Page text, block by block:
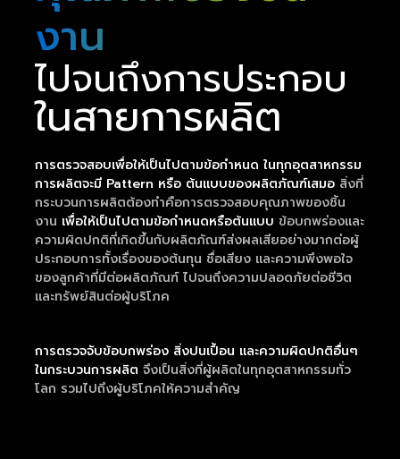
งาน
ไปจนถึงการประกอบ
ในสายการผลิต
การตรวจสอบเพื่อให้เป็นไปตามข้อกำหนด ในทุกอุตสาหกรรม
การผลิตจะมี Pattern หรือ ต้นแบบของผลิตภัณฑ์เสมอ สิ่งที่
กระบวนการผลิตต้องทำคือการตรวจสอบคุณภาพของชิ้น
งาน เพื่อให้เป็นไปตามข้อกำหนดหรือต้นแบบ ข้อบกพร่องและ
ความผิดปกติที่เกิดขึ้นกับผลิตภัณฑ์ส่งผลเสียอย่างมากต่อผู้
ประกอบการทั้งเรื่องของต้นทุน ชื่อเสียง และความพึงพอใจ
ของลูกค้าที่มีต่อผลิตภัณฑ์ ไปจนถึงความปลอดภัยต่อชีวิต
และทรัพย์สินต่อผู้บริโภค
การตรวจจับข้อบกพร่อง สิ่งปนเปื้อน และความผิดปกติอื่นๆ
ในกระบวนการผลิต จึงเป็นสิ่งที่ผู้ผลิตในทุกอุตสาหกรรมทั่ว
โลก รวมไปถึงผู้บริโภคให้ความสำคัญ